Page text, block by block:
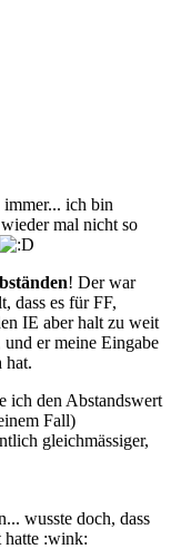
ich bin
mal nicht so
! Der war
dass es für FF,
IE aber halt zu weit
er meine Eingabe
hat.
ich den Abstandswert
Fall)
gleichmässiger,
wusste doch, dass
hatte :wink: